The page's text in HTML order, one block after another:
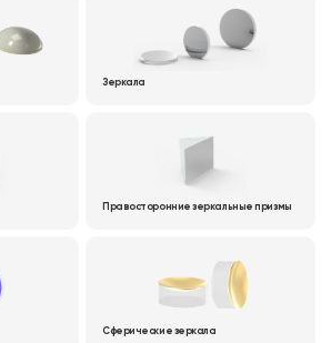
Зеркала
Правосторонние зеркальные призмы
Сферические зеркала